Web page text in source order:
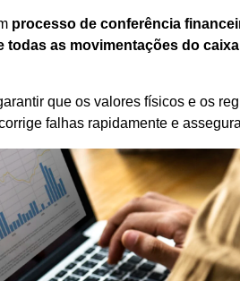
processo de conferência
todas as movimentações do
que os valores físicos e os
falhas rapidamente e